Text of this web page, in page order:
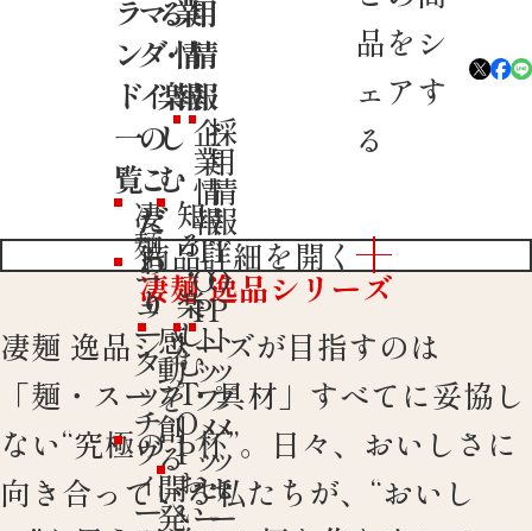
ラ
ン
ド
一
覧
凄
麺
ニ
ュ
ー
タ
ッ
チ
ヴ
ィ
ー
マ
ダ
イ
の
こ
だ
わ
り
感
動
を
創
る
開
発
る
・
楽
し
む
知
る
・
楽
し
む
T
O
P
お
い
業
情
報
企
業
情
報
T
O
P
ト
ッ
プ
メ
ッ
セ
ー
用
情
報
採
用
情
報
T
O
P
ト
ッ
プ
メ
ッ
セ
ー
品をシ
ェアす
る
商品詳細を開く
凄麺 逸品シリーズ
凄麺 逸品シリーズが目指すのは
「麺・スープ・具材」すべてに妥協し
ない“究極の１杯”。日々、おいしさに
向き合っている私たちが、“おいし